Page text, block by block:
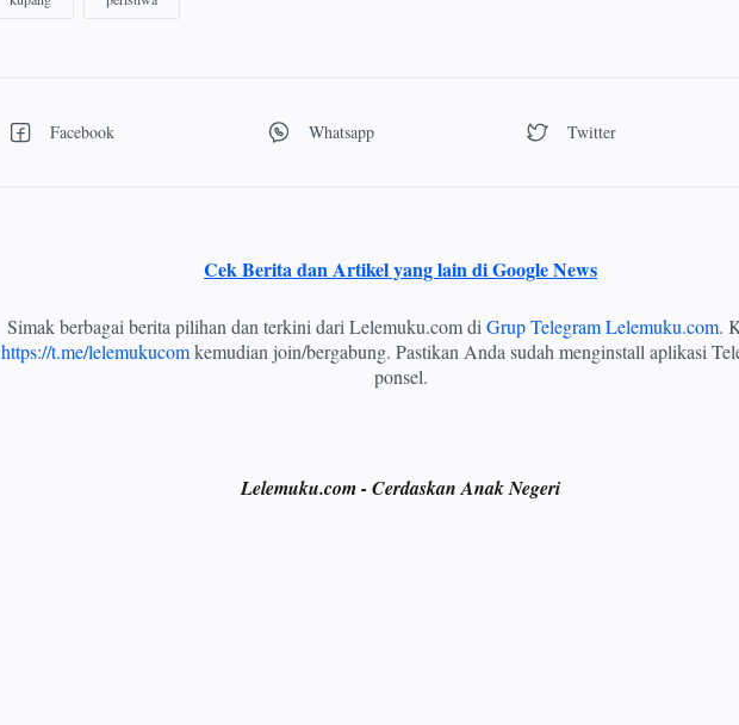
Cek Berita dan Artikel yang lain di Google News
Simak berbagai berita pilihan dan terkini dari Lelemuku.com di Grup Telegram Lelemuku.com.
https://t.me/lelemukucomkemudian join/bergabung. Pastikan Anda sudah menginstall aplikasi
ponsel.
Lelemuku.com - Cerdaskan Anak Negeri